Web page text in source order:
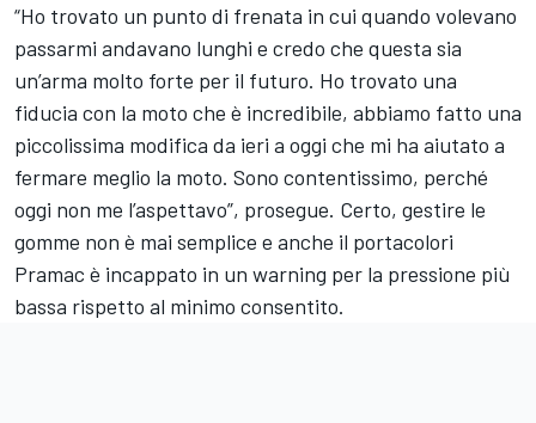
“Ho trovato un punto di frenata in cui quando volevano
passarmi andavano lunghi e credo che questa sia
un’arma molto forte per il futuro. Ho trovato una
fiducia con la moto che è incredibile, abbiamo fatto una
piccolissima modifica da ieri a oggi che mi ha aiutato a
fermare meglio la moto. Sono contentissimo, perché
oggi non me l’aspettavo”, prosegue. Certo, gestire le
gomme non è mai semplice e anche il portacolori
Pramac è incappato in un warning per la pressione più
bassa rispetto al minimo consentito.